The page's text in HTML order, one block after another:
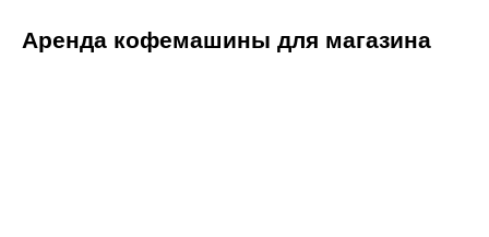
Аренда кофемашины для магазина